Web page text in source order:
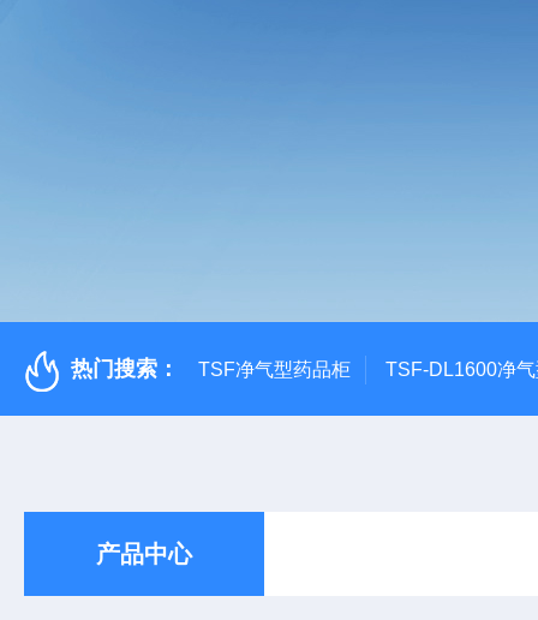
热门搜索： TSF净气型药品柜 TSF-DL1600净
产品中心